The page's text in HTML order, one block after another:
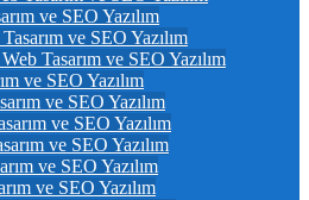
ve SEO Yazılım
ve SEO Yazılım
Tasarım ve SEO Yazılım
ve SEO Yazılım
ve SEO Yazılım
ve SEO Yazılım
ve SEO Yazılım
ve SEO Yazılım
ve SEO Yazılım